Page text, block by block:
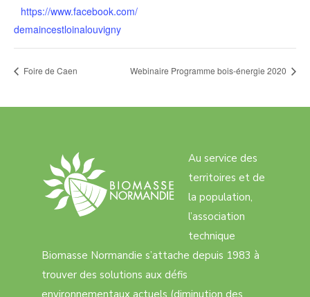
https://www.facebook.com/
demaincestloinalouvigny
Foire de Caen Webinaire Programme bois-énergie 2020
Au service des
territoires et de
la population,
l’association
technique
Biomasse Normandie s’attache depuis 1983 à
trouver des solutions aux défis